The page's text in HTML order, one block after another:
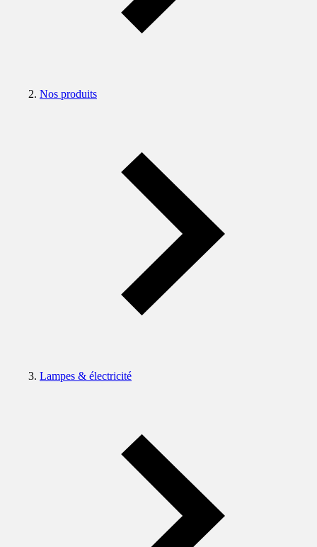
Nos produits
Lampes & électricité